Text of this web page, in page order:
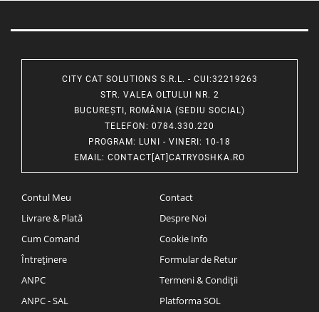
CITY CAT SOLUTIONS S.R.L. - CUI:32219263
STR. VALEA OLTULUI NR. 2
BUCUREȘTI, ROMÂNIA (SEDIU SOCIAL)
TELEFON : 0784.330.220
PROGRAM: LUNI - VINERI: 10-18
EMAIL: CONTACT[AT]CATRYOSHKA.RO
Contul Meu
Livrare & Plată
Cum Comand
Întreținere
ANPC
ANPC - SAL
Contact
Despre Noi
Cookie Info
Formular de Retur
Termeni & Condiții
Platforma SOL